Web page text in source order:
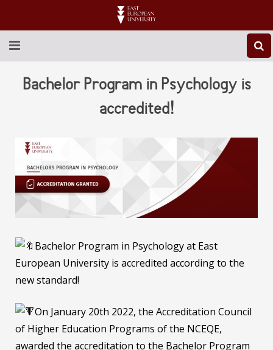
ABOUT EEU
RESEARCH
INTERNATIONAL
LIBRARY
STUDENT LIFE
CONTACT US
Bachelor Program in Psychology is
accredited!
Bachelor Program in Psychology at East
European University is accredited according to the
new standard!
On January 20th 2022, the Accreditation Council
of Higher Education Programs of the NCEQE,
awarded the accreditation to the Bachelor Program